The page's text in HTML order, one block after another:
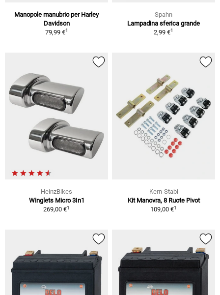
Manopole manubrio per Harley
Davidson
79,99 €1
Spahn
Lampadina sferica grande
2,99 €1
HeinzBikes
Winglets Micro 3In1
269,00 €1
Kern-Stabi
Kit Manovra, 8 Ruote Pivot
109,00 €1